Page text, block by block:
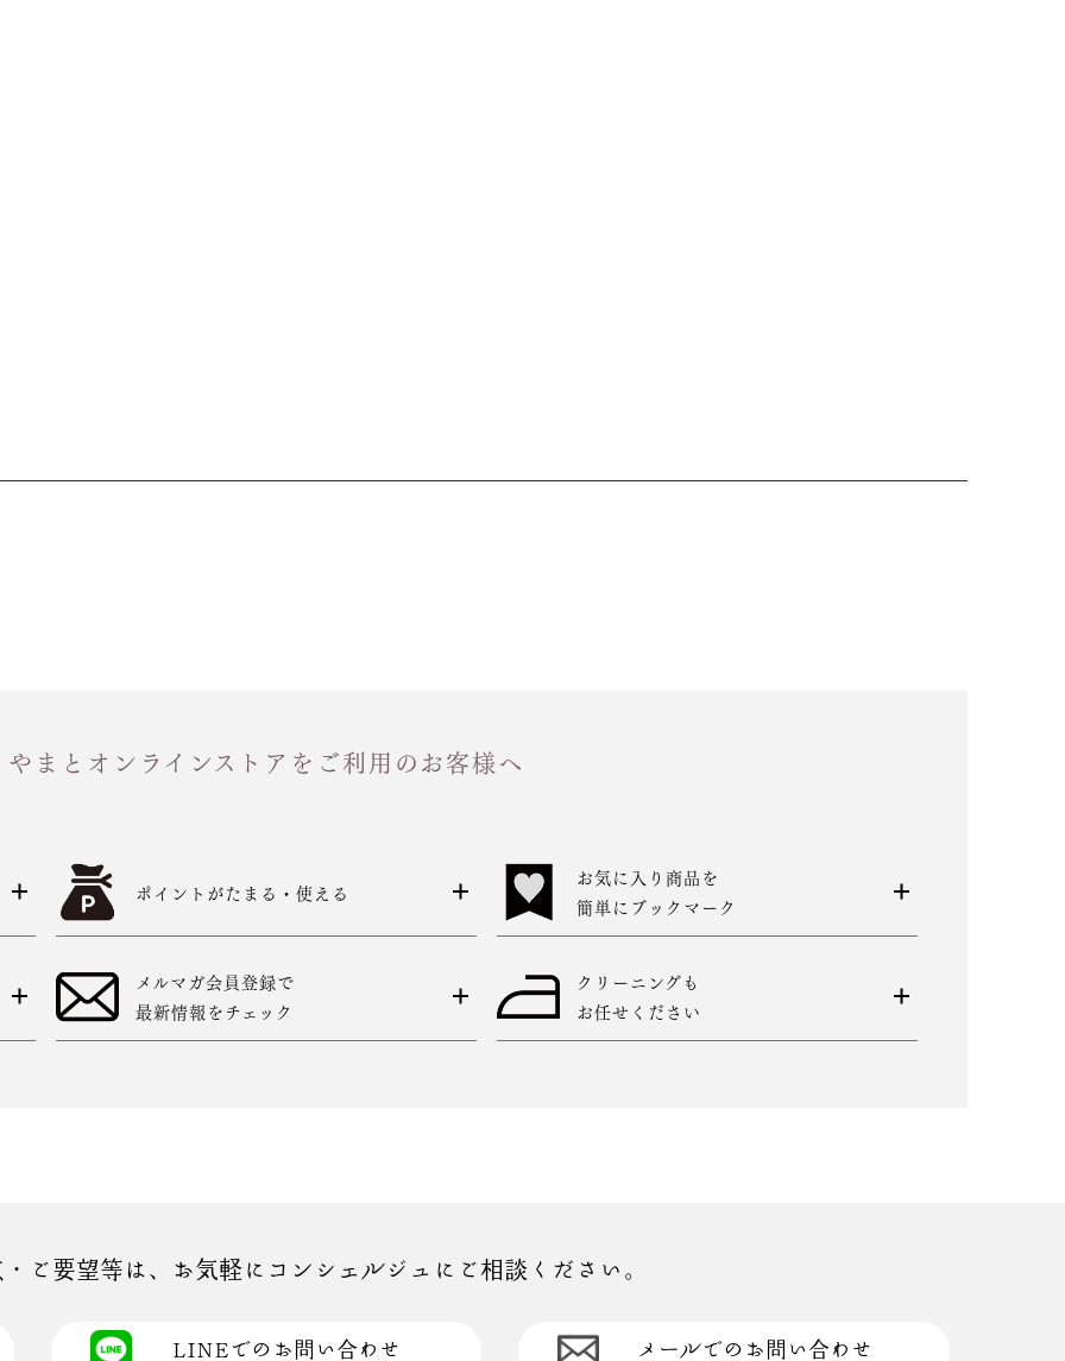
やまとオンラインストアをご利用のお客様へ
ポイントがたまる・使える
お気に入り商品を
簡単にブックマーク
メルマガ会員登録で
最新情報をチェック
クリーニングも
お任せください
ご要望等は、お気軽にコンシェルジュにご相談ください。
LINEでのお問い合わせ メールでのお問い合わせ